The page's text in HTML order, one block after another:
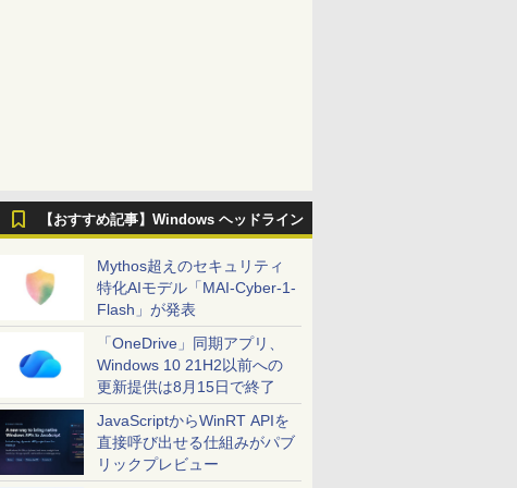
【おすすめ記事】Windows ヘッドライン
Mythos超えのセキュリティ
特化AIモデル「MAI-Cyber-1-
Flash」が発表
「OneDrive」同期アプリ、
Windows 10 21H2以前への
更新提供は8月15日で終了
JavaScriptからWinRT APIを
直接呼び出せる仕組みがパブ
リックプレビュー